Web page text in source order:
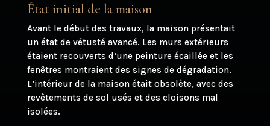
État initial de la maison
Avant le début des travaux, la maison présentait
un état de vétusté avancé. Les murs extérieurs
étaient recouverts d’une peinture écaillée et les
fenêtres montraient des signes de dégradation.
L’intérieur de la maison était obsolète, avec des
revêtements de sol usés et des cloisons mal
isolées.